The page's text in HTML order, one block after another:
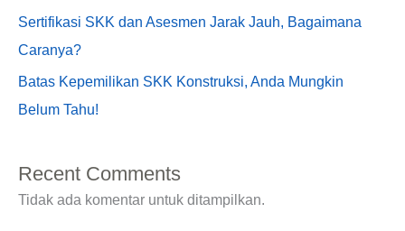
Sertifikasi SKK dan Asesmen Jarak Jauh, Bagaimana
Caranya?
Batas Kepemilikan SKK Konstruksi, Anda Mungkin
Belum Tahu!
Recent Comments
Tidak ada komentar untuk ditampilkan.